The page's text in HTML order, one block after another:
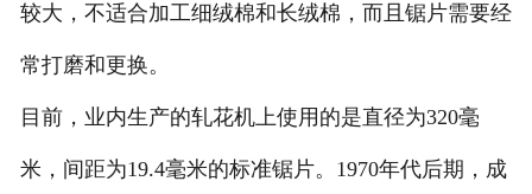
较大，不适合加工细绒棉和长绒棉，而且锯片需要经
常打磨和更换。
目前，业内生产的轧花机上使用的是直径为320毫
米，间距为19.4毫米的标准锯片。1970年代后期，成